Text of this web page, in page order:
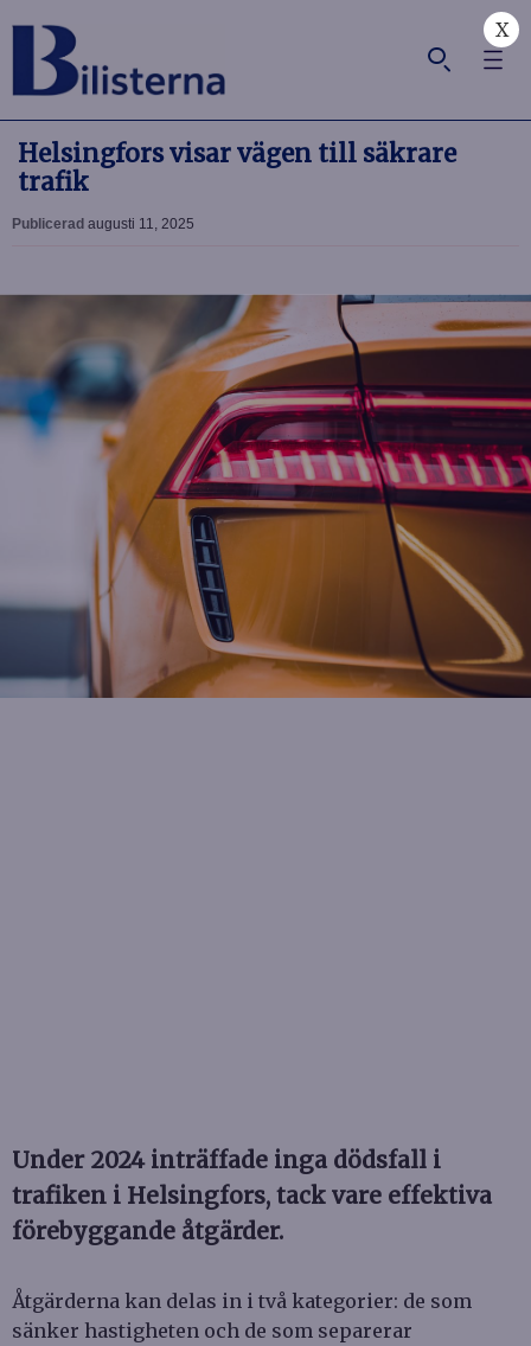
X
Helsingfors visar vägen till säkrare
trafik
Publicerad augusti 11, 2025
Under 2024 inträffade inga dödsfall i
trafiken i Helsingfors, tack vare effektiva
förebyggande åtgärder.
Åtgärderna kan delas in i två kategorier: de som
sänker hastigheten och de som separerar